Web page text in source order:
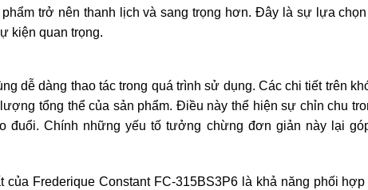
trở nên thanh lịch và sang trọng hơn. Đây là sự lựa
kiện quan trọng.
dễ dàng thao tác trong quá trình sử dụng. Các chi tiết trên
tổng thể của sản phẩm. Điều này thể hiện sự chỉn chu
đuổi. Chính những yếu tố tưởng chừng đơn giản này lại
của Frederique Constant FC-315BS3P6 là khả năng phối